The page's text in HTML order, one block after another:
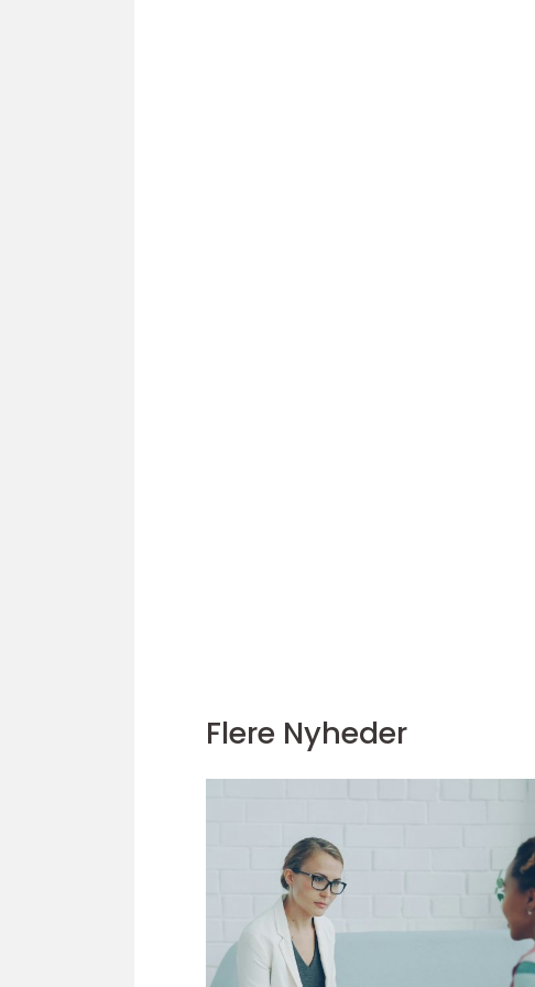
Flere Nyheder